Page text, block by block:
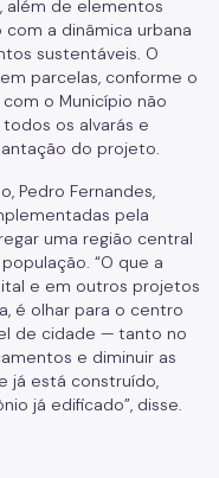
além de elementos
a dinâmica urbana
sustentáveis. O
parcelas, conforme o
o Município não
os alvarás e
do projeto.
Pedro Fernandes,
pela
uma região central
“O que a
e em outros projetos
é olhar para o centro
de cidade — tanto no
e diminuir as
já está construído,
já edificado”, disse.